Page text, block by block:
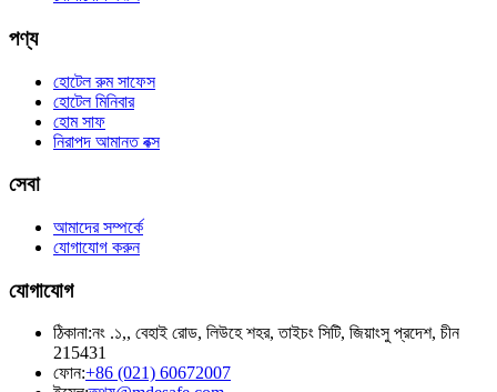
পণ্য
হোটেল রুম সাফেস
হোটেল মিনিবার
হোম সাফ
নিরাপদ আমানত বক্স
সেবা
আমাদের সম্পর্কে
যোগাযোগ করুন
যোগাযোগ
ঠিকানা:নং .১,, বেহাই রোড, লিউহে শহর, তাইচং সিটি, জিয়াংসু প্রদেশ, চীন
215431
ফোন:+86 (021) 60672007